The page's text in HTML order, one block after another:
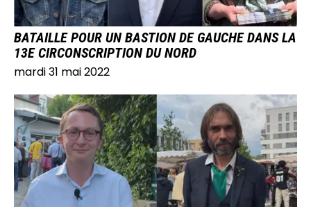
BATAILLE POUR UN BASTION DE GAUCHE DANS LA
13E CIRCONSCRIPTION DU NORD
mardi 31 mai 2022
IMAGE